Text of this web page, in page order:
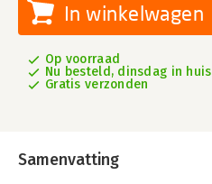
In winkelwagen
Op voorraad
Nu besteld, dinsdag in huis
Gratis verzonden
Samenvatting